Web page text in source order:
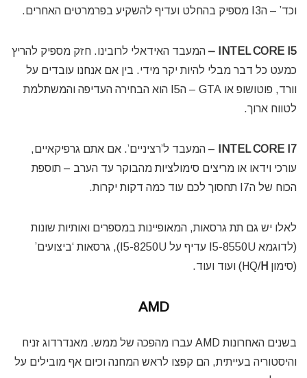
וכד’ – הI3 מספיק בהחלט ועדיף להשקיע בפרמרטים האחרים.
INTEL CORE I5 –
המעבד האידאלי לרובינו. חזק מספיק להריץ
כמעט כל דבר מבלי להיות יקר מידי. בין אם אנחנו עובדים על
וורד, פוטושופ או GTA – הI5 הוא הבחירה העדיפה והמשתלמת
לטווח ארוך.
INTEL CORE I7
– המעבד ל’רציניים’. אם אתם גרפיקאיים,
עורכי וידאו או מריצים סימולציות מהבוקר עד הערב – תוספת
הכוח של הI7 תחסוך לכם עוד כמה דקות יקרות.
לאלו יש גם תת גרסאות, המאופיינות במספרים ואותיות שונות
(לדוגמא I5-8550U עדיף על I5-8250U), גרסאות ‘ביצועים’
(סימון HQ/ H ) ועוד ועוד.
AMD
בשנים האחרונות AMD עברו מהפכה של ממש. מאנדרדוג זניח
והיסטוריה בעייתית, הם קפצו לראש המחנה וכיום אף מובילים על